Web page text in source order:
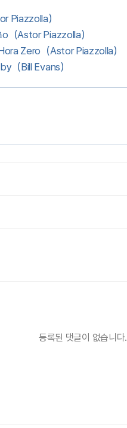
Piazzolla）
（Astor Piazzolla）
Zero（Astor Piazzolla）
（Bill Evans）
등록된 댓글이 없습니다.